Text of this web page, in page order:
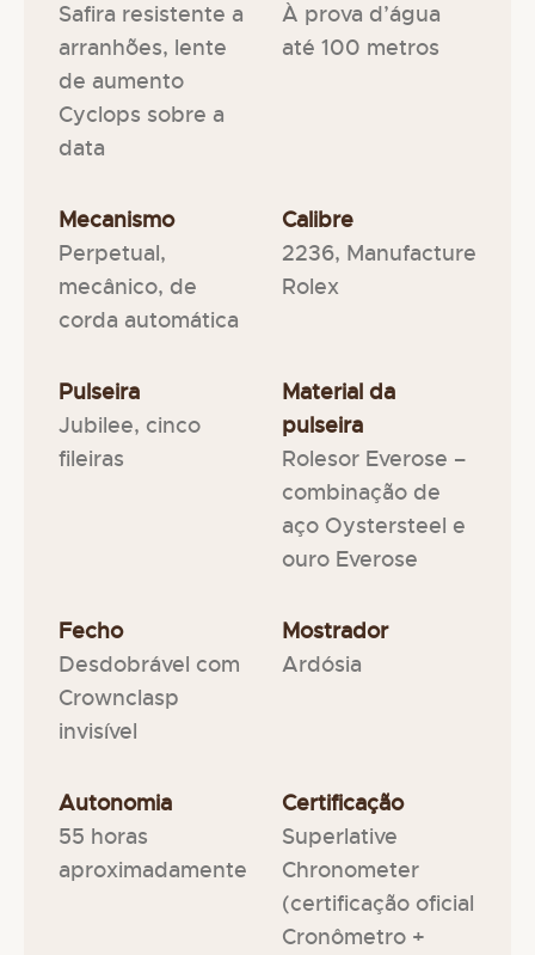
Safira resistente a
arranhões, lente
de aumento
Cyclops sobre a
data
À prova d’água
até 100 metros
Mecanismo
Perpetual,
mecânico, de
corda automática
Calibre
2236, Manufacture
Rolex
Pulseira
Jubilee, cinco
fileiras
Material da
pulseira
Rolesor Everose –
combinação de
aço Oystersteel e
ouro Everose
Fecho
Desdobrável com
Crownclasp
invisível
Mostrador
Ardósia
Autonomia
55 horas
aproximadamente
Certificação
Superlative
Chronometer
(certificação oficial
Cronômetro +